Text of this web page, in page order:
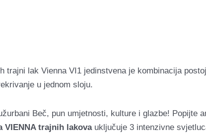
trajni lak Vienna VI1 jedinstvena je kombinacija
u jednom sloju.
Beč, pun umjetnosti, kulture i glazbe! Popijte
VIENNA trajnih lakovauključuje 3 intenzivne